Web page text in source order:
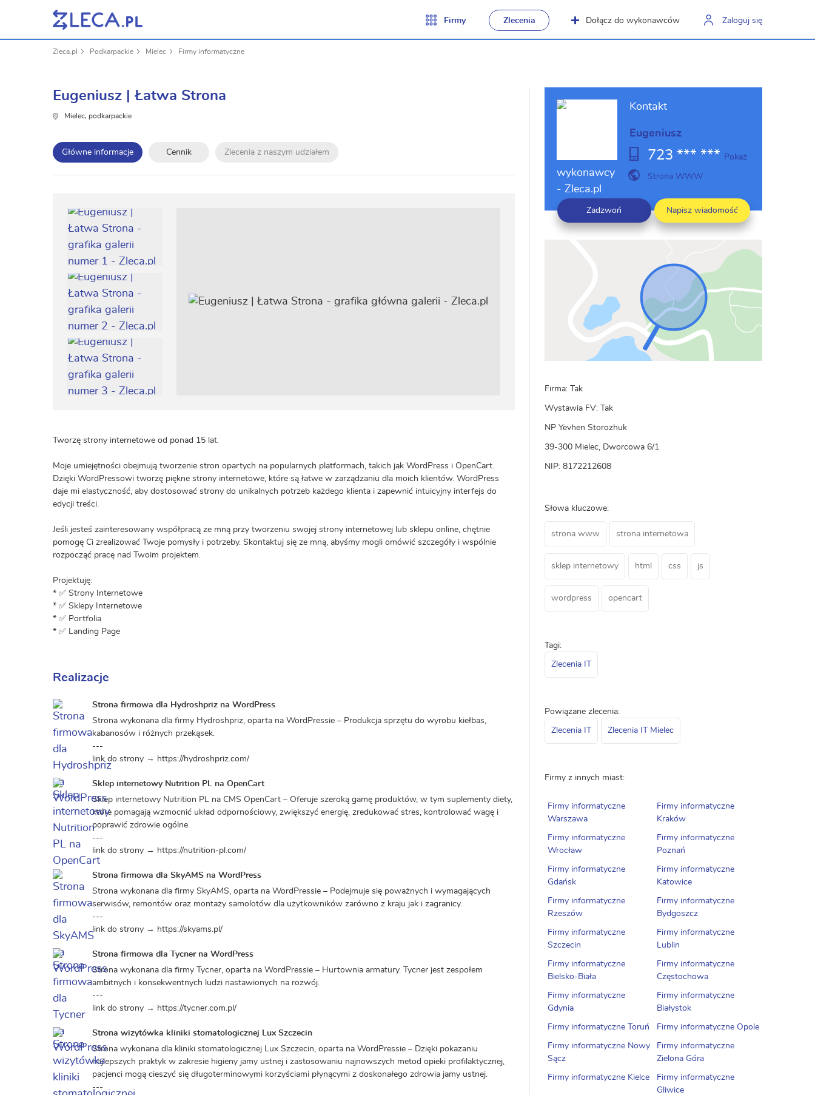
Firmy Zlecenia Dołącz do wykonawców Zaloguj się
Zleca.pl Podkarpackie Mielec Firmy informatyczne
Eugeniusz | Łatwa Strona
Mielec, podkarpackie
Główne informacje Cennik Zlecenia z naszym udziałem
Tworzę strony internetowe od ponad 15 lat.
Moje umiejętności obejmują tworzenie stron opartych na popularnych platformach, takich jak WordPress i OpenCart.
Dzięki WordPressowi tworzę piękne strony internetowe, które są łatwe w zarządzaniu dla moich klientów. WordPress
daje mi elastyczność, aby dostosować strony do unikalnych potrzeb każdego klienta i zapewnić intuicyjny interfejs do
edycji treści.
Jeśli jesteś zainteresowany współpracą ze mną przy tworzeniu swojej strony internetowej lub sklepu online, chętnie
pomogę Ci zrealizować Twoje pomysły i potrzeby. Skontaktuj się ze mną, abyśmy mogli omówić szczegóły i wspólnie
rozpocząć pracę nad Twoim projektem.
Projektuję:
* ✅ Strony Internetowe
* ✅ Sklepy Internetowe
* ✅ Portfolia
* ✅ Landing Page
Realizacje
Strona firmowa dla Hydroshpriz na WordPress
Strona wykonana dla firmy Hydroshpriz, oparta na WordPressie – Produkcja sprzętu do wyrobu kiełbas,
kabanosów i różnych przekąsek.
---
link do strony → https://hydroshpriz.com/
Sklep internetowy Nutrition PL na OpenCart
Sklep internetowy Nutrition PL na CMS OpenCart – Oferuje szeroką gamę produktów, w tym suplementy diety,
które pomagają wzmocnić układ odpornościowy, zwiększyć energię, zredukować stres, kontrolować wagę i
poprawić zdrowie ogólne.
---
link do strony → https://nutrition-pl.com/
Strona firmowa dla SkyAMS na WordPress
Strona wykonana dla firmy SkyAMS, oparta na WordPressie – Podejmuje się poważnych i wymagających
serwisów, remontów oraz montaży samolotów dla użytkowników zarówno z kraju jak i zagranicy.
---
link do strony → https://skyams.pl/
Strona firmowa dla Tycner na WordPress
Strona wykonana dla firmy Tycner, oparta na WordPressie – Hurtownia armatury. Tycner jest zespołem
ambitnych i konsekwentnych ludzi nastawionych na rozwój.
---
link do strony → https://tycner.com.pl/
Strona wizytówka kliniki stomatologicznej Lux Szczecin
Strona wykonana dla kliniki stomatologicznej Lux Szczecin, oparta na WordPressie – Dzięki pokazaniu
najlepszych praktyk w zakresie higieny jamy ustnej i zastosowaniu najnowszych metod opieki profilaktycznej,
pacjenci mogą cieszyć się długoterminowymi korzyściami płynącymi z doskonałego zdrowia jamy ustnej.
---
Kontakt
Eugeniusz
723 *** *** Pokaż
Strona WWW
Zadzwoń Napisz wiadomość
Firma: Tak
Wystawia FV: Tak
NP Yevhen Storozhuk
39-300 Mielec, Dworcowa 6/1
NIP: 8172212608
Słowa kluczowe:
strona www strona internetowa
sklep internetowy html css js
wordpress opencart
Tagi:
Zlecenia IT
Powiązane zlecenia:
Zlecenia IT Zlecenia IT Mielec
Firmy z innych miast:
Firmy informatyczne
Warszawa
Firmy informatyczne
Kraków
Firmy informatyczne
Wrocław
Firmy informatyczne
Poznań
Firmy informatyczne
Gdańsk
Firmy informatyczne
Katowice
Firmy informatyczne
Rzeszów
Firmy informatyczne
Bydgoszcz
Firmy informatyczne
Szczecin
Firmy informatyczne
Lublin
Firmy informatyczne
Bielsko-Biała
Firmy informatyczne
Częstochowa
Firmy informatyczne
Gdynia
Firmy informatyczne
Białystok
Firmy informatyczne Toruń Firmy informatyczne Opole
Firmy informatyczne Nowy
Sącz
Firmy informatyczne
Zielona Góra
Firmy informatyczne Kielce
Firmy informatyczne
Gliwice